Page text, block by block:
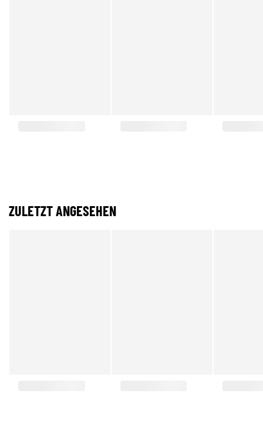
ZULETZT ANGESEHEN